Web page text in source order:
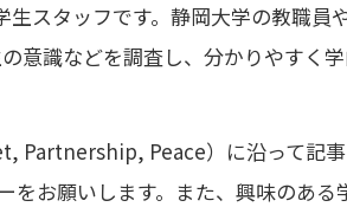
スタッフです。静岡大学の教職員
意識などを調査し、分かりやすく
Partnership, Peace）に沿って記
お願いします。また、興味のある